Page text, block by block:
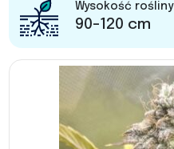
Wysokość rośliny
90-120 cm